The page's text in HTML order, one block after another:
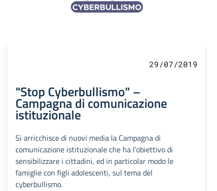
29/07/2019
"Stop Cyberbullismo" –
Campagna di comunicazione
istituzionale
Si arricchisce di nuovi media la Campagna di
comunicazione istituzionale che ha l’obiettivo di
sensibilizzare i cittadini, ed in particolar modo le
famiglie con figli adolescenti, sul tema del
cyberbullismo.